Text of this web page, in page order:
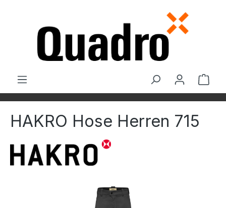
HAKRO Hose Herren 715
Bildergalerie überspringen